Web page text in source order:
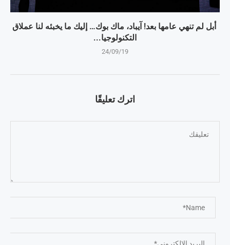
أبل لم تنهي عامها بعد! آيباد، ماك بوك… إليك ما يخبئه لنا عملاق
التكنولوجيا...
24/09/19
اترك تعليقًا